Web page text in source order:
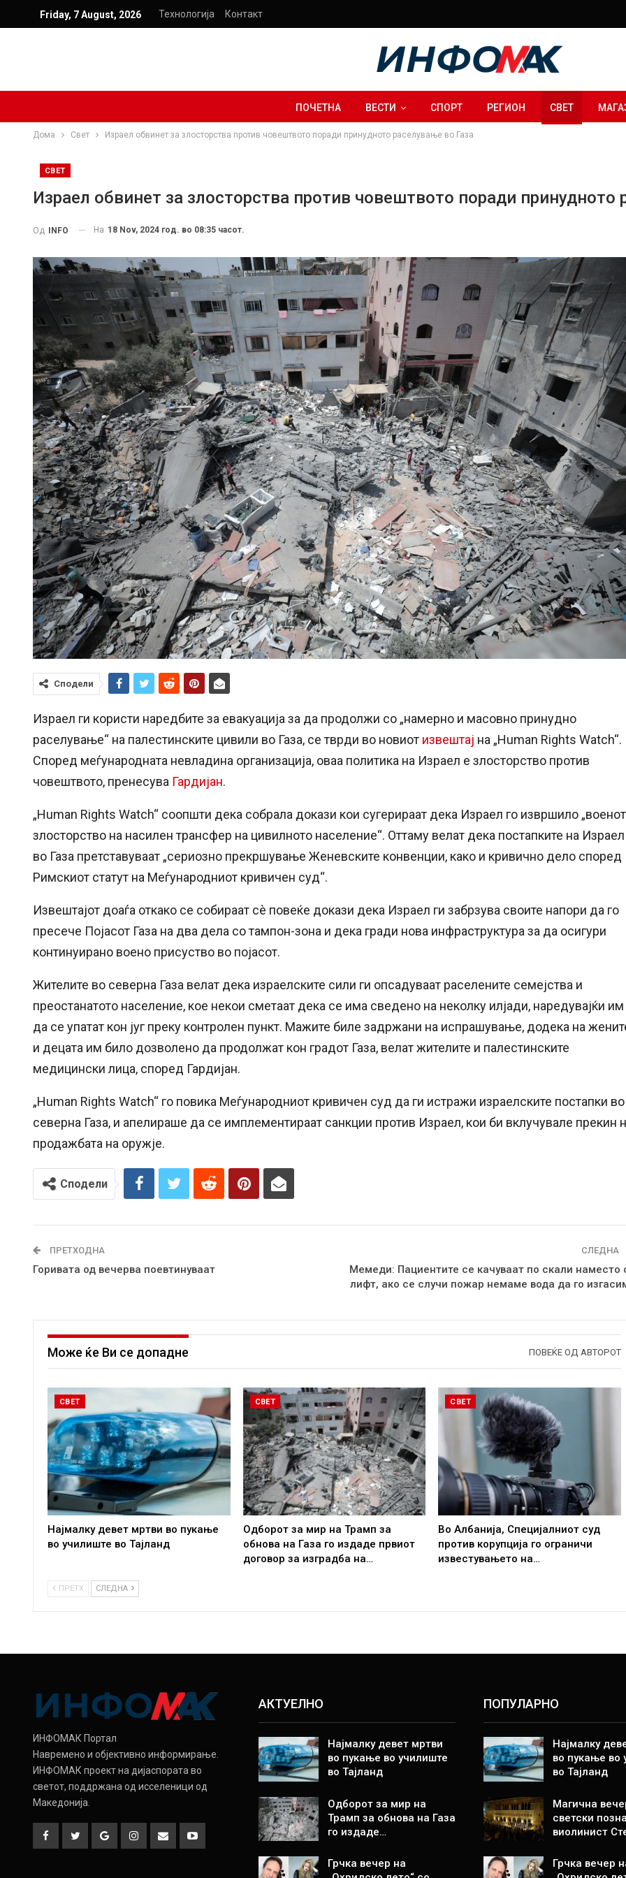
Friday, 7 August, 2026 Технологија Контакт
ПОЧЕТНА ВЕСТИ СПОРТ РЕГИОН СВЕТ
Дома Свет Израел обвинет за злосторства против човештвото поради принудното раселување во Газа
СВЕТ
Израел обвинет за злосторства против човештвото поради принудното
Од INFO На 18 Nov, 2024 год. во 08:35 часот.
Сподели
Израел ги користи наредбите за евакуација за да продолжи со „намерно и масовно принудно
раселување“ на палестинските цивили во Газа, се тврди во новиот извештај на „Human Rights Watch“.
Според меѓународната невладина организација, оваа политика на Израел е злосторство против
човештвото, пренесува Гардијан.
„Human Rights Watch“ соопшти дека собрала докази кои сугерираат дека Израел го извршило
злосторство на насилен трансфер на цивилното население“. Оттаму велат дека постапките на Израел
во Газа претставуваат „сериозно прекршување Женевските конвенции, како и кривично дело според
Римскиот статут на Меѓународниот кривичен суд“.
Извештајот доаѓа откако се собираат сè повеќе докази дека Израел ги забрзува своите напори да го
пресече Појасот Газа на два дела со тампон-зона и дека гради нова инфраструктура за да осигури
континуирано воено присуство во појасот.
Жителите во северна Газа велат дека израелските сили ги опсадуваат раселените семејства и
преостанатото население, кое некои сметаат дека се има сведено на неколку илјади, наредувајќи им
да се упатат кон југ преку контролен пункт. Мажите биле задржани на испрашување, додека на
и децата им било дозволено да продолжат кон градот Газа, велат жителите и палестинските
медицински лица, според Гардијан.
„Human Rights Watch“ го повика Меѓународниот кривичен суд да ги истражи израелските постапки во
северна Газа, и апелираше да се имплементираат санкции против Израел, кои би вклучувале прекин
продажбата на оружје.
Сподели
ПРЕТХОДНА
Горивата од вечерва поевтинуваат
СЛЕДНА
Mемеди: Пациентите се качуваат по скали наместо
лифт, ако се случи пожар немаме вода да го
Може ќе Ви се допадне ПОВЕЌЕ ОД АВТОРОТ
СВЕТ
Најмалку девет мртви во пукање
во училиште во Тајланд
СВЕТ
Одборот за мир на Трамп за
обнова на Газа го издаде првиот
договор за изградба на…
СВЕТ
Во Албанија, Специјалниот суд
против корупција го ограничи
известувањето на…
ПРЕТХ СЛЕДНА
ИНФОМАК Портал
Навремено и објективно информирање.
ИНФОМАК проект на дијаспората во
светот, поддржана од исселеници од
Македонија.
АКТУЕЛНО
Најмалку девет мртви
во пукање во училиште
во Тајланд
Одборот за мир на
Трамп за обнова на Газа
го издаде…
Грчка вечер на
ПОПУЛАРНО
Најмалку
во пукање во
во Тајланд
Магична
светски
виолинист
Грчка вечер